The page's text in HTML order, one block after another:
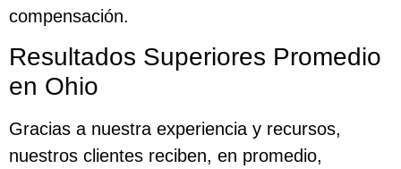
compensación.
Resultados Superiores Promedio
en Ohio
Gracias a nuestra experiencia y recursos,
nuestros clientes reciben, en promedio,